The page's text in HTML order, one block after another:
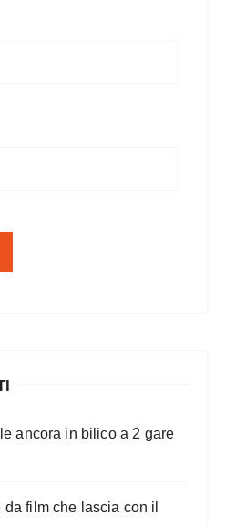
ancora in bilico a 2 gare
film che lascia con il